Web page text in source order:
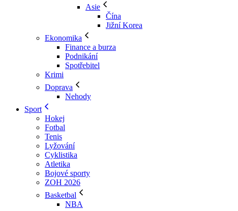
Asie
Čína
Jižní Korea
Ekonomika
Finance a burza
Podnikání
Spotřebitel
Krimi
Doprava
Nehody
Sport
Hokej
Fotbal
Tenis
Lyžování
Cyklistika
Atletika
Bojové sporty
ZOH 2026
Basketbal
NBA